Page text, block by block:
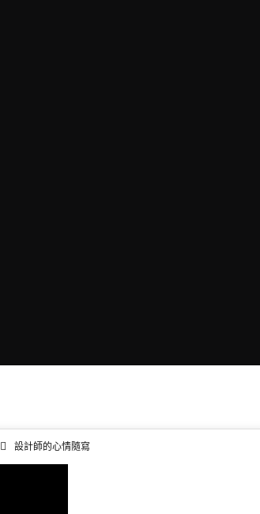
設計師的心情隨寫